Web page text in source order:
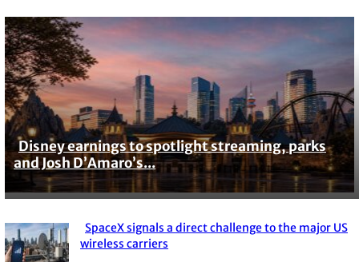
Section
Heading
Disney earnings to spotlight streaming, parks
and Josh D’Amaro’s...
Section
SpaceX signals a direct challenge to the major US
wireless carriers